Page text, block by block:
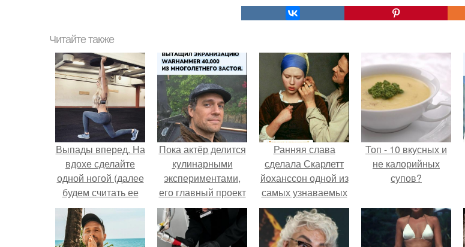
Читайте также
Выпады вперед. На
вдохе сделайте
одной ногой (далее
будем считать ее
рабочей) широкий
шаг вперед.
Пока актёр делится
кулинарными
экспериментами,
его главный проект
сделал серьёзный
шаг вперёд.
Ранняя слава
сделала Скарлетт
йоханссон одной из
самых узнаваемых
актрис голливуда,
но за глянцевым
фасадом
Топ - 10 вкусных и
не калорийных
супов?